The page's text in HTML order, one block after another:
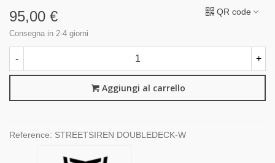
95,00 €
Consegna in 2-4 giorni
QR code
- +
Aggiungi al carrello
Reference: STREETSIREN DOUBLEDECK-W